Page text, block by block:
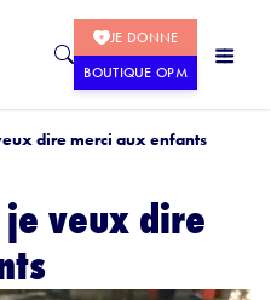
JE DONNE
BOUTIQUE OPM
dire merci aux enfants
je veux dire